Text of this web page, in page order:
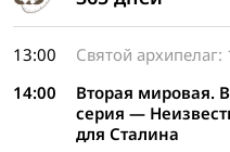
13:00
Святой архипелаг:
14:00
Вторая мировая.
серия —
для Сталина